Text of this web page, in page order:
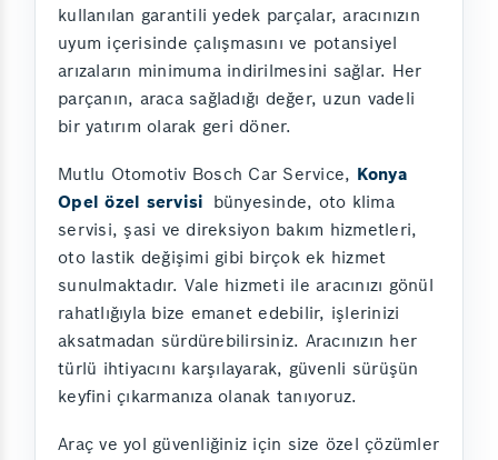
kullanılan garantili yedek parçalar, aracınızın
uyum içerisinde çalışmasını ve potansiyel
arızaların minimuma indirilmesini sağlar. Her
parçanın, araca sağladığı değer, uzun vadeli
bir yatırım olarak geri döner.
Mutlu Otomotiv Bosch Car Service, Konya
Opel özel servisi bünyesinde, oto klima
servisi, şasi ve direksiyon bakım hizmetleri,
oto lastik değişimi gibi birçok ek hizmet
sunulmaktadır. Vale hizmeti ile aracınızı gönül
rahatlığıyla bize emanet edebilir, işlerinizi
aksatmadan sürdürebilirsiniz. Aracınızın her
türlü ihtiyacını karşılayarak, güvenli sürüşün
keyfini çıkarmanıza olanak tanıyoruz.
Araç ve yol güvenliğiniz için size özel çözümler